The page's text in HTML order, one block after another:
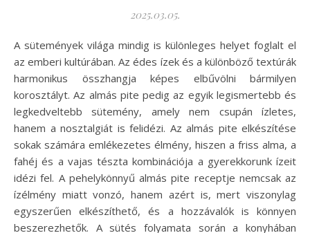
2025.03.05.
A sütemények világa mindig is különleges helyet foglalt el
az emberi kultúrában. Az édes ízek és a különböző textúrák
harmonikus összhangja képes elbűvölni bármilyen
korosztályt. Az almás pite pedig az egyik legismertebb és
legkedveltebb sütemény, amely nem csupán ízletes,
hanem a nosztalgiát is felidézi. Az almás pite elkészítése
sokak számára emlékezetes élmény, hiszen a friss alma, a
fahéj és a vajas tészta kombinációja a gyerekkorunk ízeit
idézi fel. A pehelykönnyű almás pite receptje nemcsak az
ízélmény miatt vonzó, hanem azért is, mert viszonylag
egyszerűen elkészíthető, és a hozzávalók is könnyen
beszerezhetők. A sütés folyamata során a konyhában